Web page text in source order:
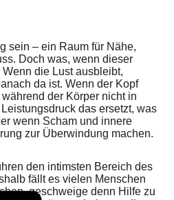
sein – ein Raum für Nähe,
Doch was, wenn dieser
die Lust ausbleibt,
da ist. Wenn der Kopf
der Körper nicht in
das ersetzt, was
wenn Scham und innere
zur Überwindung machen.
den intimsten Bereich des
fällt es vielen Menschen
geschweige denn Hilfe zu